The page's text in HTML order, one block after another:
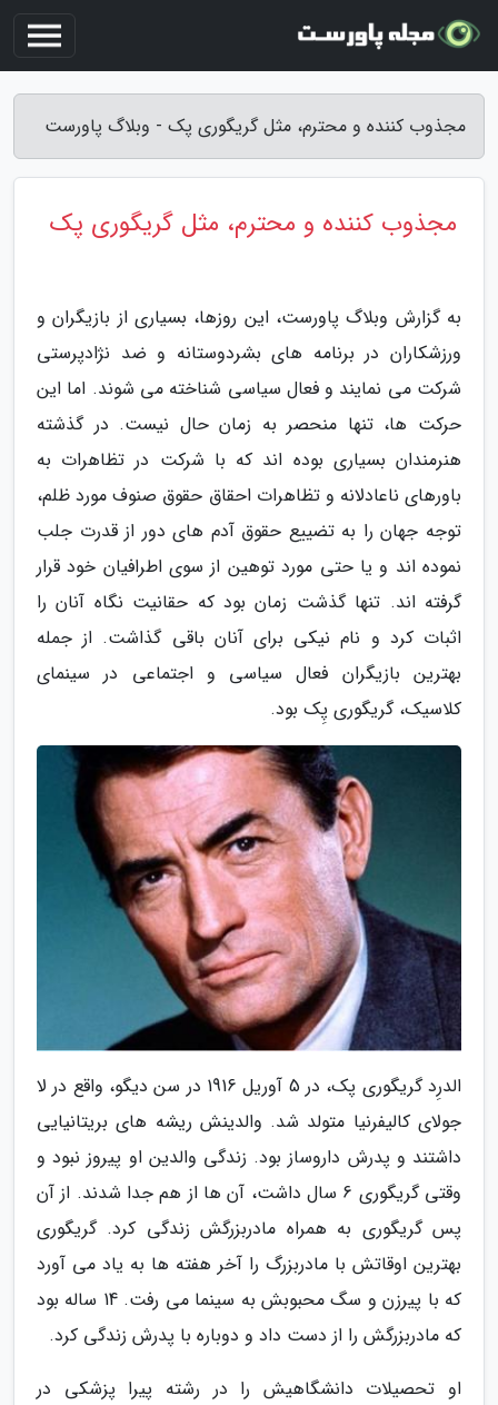
مجذوب کننده و محترم، مثل گریگوری پک - وبلاگ پاورست
مجذوب کننده و محترم، مثل گریگوری پک
به گزارش وبلاگ پاورست، این روزها، بسیاری از بازیگران و
ورزشکاران در برنامه های بشردوستانه و ضد نژادپرستی
شرکت می نمایند و فعال سیاسی شناخته می شوند. اما این
حرکت ها، تنها منحصر به زمان حال نیست. در گذشته
هنرمندان بسیاری بوده اند که با شرکت در تظاهرات به
باورهای ناعادلانه و تظاهرات احقاق حقوق صنوف مورد ظلم،
توجه جهان را به تضییع حقوق آدم های دور از قدرت جلب
نموده اند و یا حتی مورد توهین از سوی اطرافیان خود قرار
گرفته اند. تنها گذشت زمان بود که حقانیت نگاه آنان را
اثبات کرد و نام نیکی برای آنان باقی گذاشت. از جمله
بهترین بازیگران فعال سیاسی و اجتماعی در سینمای
کلاسیک، گریگوری پِک بود.
الدرِد گریگوری پک، در 5 آوریل 1916 در سن دیگو، واقع در لا
جولای کالیفرنیا متولد شد. والدینش ریشه های بریتانیایی
داشتند و پدرش داروساز بود. زندگی والدین او پیروز نبود و
وقتی گریگوری 6 سال داشت، آن ها از هم جدا شدند. از آن
پس گریگوری به همراه مادربزرگش زندگی کرد. گریگوری
بهترین اوقاتش با مادربزرگ را آخر هفته ها به یاد می آورد
که با پیرزن و سگ محبوبش به سینما می رفت. 14 ساله بود
که مادربزرگش را از دست داد و دوباره با پدرش زندگی کرد.
او تحصیلات دانشگاهیش را در رشته پیرا پزشکی در